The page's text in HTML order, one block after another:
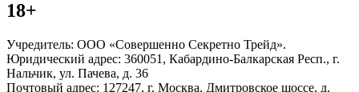
18+
Учредитель: ООО «Совершенно Секретно Трейд».
Юридический адрес: 360051, Кабардино-Балкарская Респ., г.
Нальчик, ул. Пачева, д. 36
Почтовый адрес: 127247, г. Москва, Дмитровское шоссе, д.